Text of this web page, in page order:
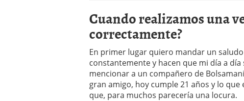
2018
Programa Santander Yuzz,
GuestBlogger: ¿Es lo mismo
aumenta el paro” 23 enero 2017
ANIMAL SPIRITS: Cómo
diciembre 2016
Cuando realizamos una
correctamente?
En primer lugar quiero mandar un
constantemente y hacen que mi día a
mencionar a un compañero de
gran amigo, hoy cumple 21 años y lo
que, para muchos parecería una locura.